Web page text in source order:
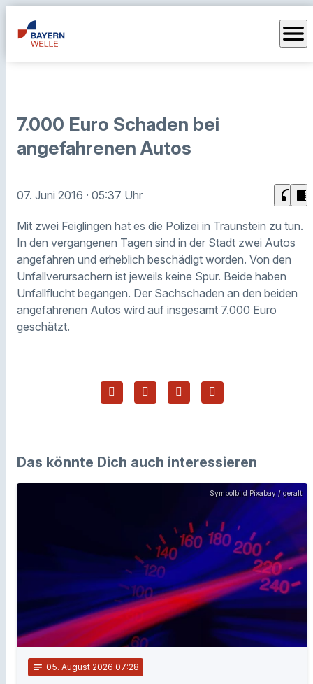
menu
7.000 Euro Schaden bei
angefahrenen Autos
07. Juni 2016 · 05:37 Uhr headphones chrome_reader_mode
Mit zwei Feiglingen hat es die Polizei in Traunstein zu tun.
In den vergangenen Tagen sind in der Stadt zwei Autos
angefahren und erheblich beschädigt worden. Von den
Unfallverursachern ist jeweils keine Spur. Beide haben
Unfallflucht begangen. Der Sachschaden an den beiden
angefahrenen Autos wird auf insgesamt 7.000 Euro
geschätzt.
Das könnte Dich auch interessieren
Symbolbild Pixabay / geralt
notes 05. August 2026 07:28